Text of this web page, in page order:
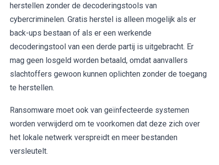
herstellen zonder de decoderingstools van
cybercriminelen. Gratis herstel is alleen mogelijk als er
back-ups bestaan of als er een werkende
decoderingstool van een derde partij is uitgebracht. Er
mag geen losgeld worden betaald, omdat aanvallers
slachtoffers gewoon kunnen oplichten zonder de toegang
te herstellen.
Ransomware moet ook van geïnfecteerde systemen
worden verwijderd om te voorkomen dat deze zich over
het lokale netwerk verspreidt en meer bestanden
versleutelt.